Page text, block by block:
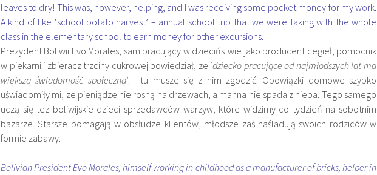
leaves to dry! This was, however, helping, and I was receiving some pocket money for my work.
A kind of like ‘school potato harvest’ – annual school trip that we were taking with the whole
class in the elementary school to earn money for other excursions.
Prezydent Boliwii Evo Morales, sam pracujący w dzieciństwie jako producent cegieł, pomocnik
w piekarni i zbieracz trzciny cukrowej powiedział, ze ‘dziecko pracujące od najmłodszych lat ma
większą świadomość społeczną‘. I tu musze się z nim zgodzić. Obowiązki domowe szybko
uświadomiły mi, ze pieniądze nie rosną na drzewach, a manna nie spada z nieba. Tego samego
uczą się tez boliwijskie dzieci sprzedawców warzyw, które widzimy co tydzień na sobotnim
bazarze. Starsze pomagają w obsłudze klientów, młodsze zaś naśladują swoich rodziców w
formie zabawy.
Bolivian President Evo Morales, himself working in childhood as a manufacturer of bricks, helper in